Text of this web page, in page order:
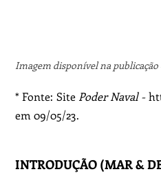
Imagem disponível na
* Fonte: Site Poder Naval -
em 09/05/23.
INTRODUÇÃO (MAR &